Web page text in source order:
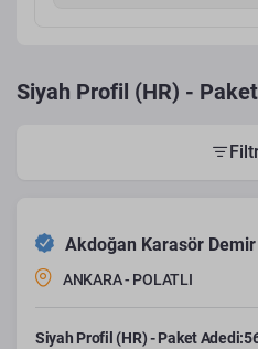
Siyah Profil (HR) -
Akdoğan Karasör Demir
ANKARA - POLATLI
Siyah Profil (HR) - Paket